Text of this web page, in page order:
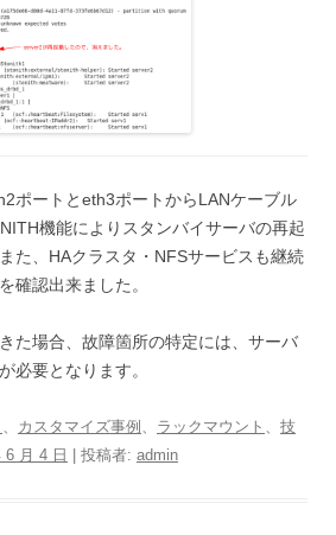
ポートとeth3ポートからLANケーブル
機能によりスタンバイサーバの再起
た、HAクラスタ・NFSサービスも継続
確認出来ました。
た場合、故障箇所の特定には、サーバ
必要となります。
カスタマイズ事例 ラックマウント
技
6 月 4 日 | 投稿者: admin